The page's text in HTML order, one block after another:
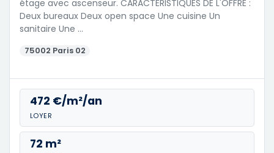
étage avec ascenseur. CARACTERISTIQUES DE L'OFFRE :
Deux bureaux Deux open space Une cuisine Un
sanitaire Une …
75002 Paris 02
472 €/m²/an
LOYER
72 m²